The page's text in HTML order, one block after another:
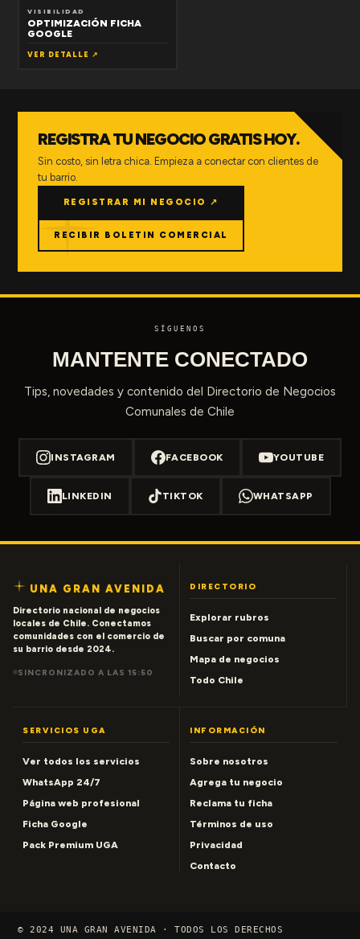
VISIBILIDAD
OPTIMIZACIÓN FICHA
GOOGLE
VER DETALLE ↗
REGISTRA TU NEGOCIO GRATIS HOY.
Sin costo, sin letra chica. Empieza a conectar con clientes de
tu barrio.
REGISTRAR MI NEGOCIO ↗
RECIBIR BOLETIN COMERCIAL
SÍGUENOS
MANTENTE CONECTADO
Tips, novedades y contenido del Directorio de Negocios
Comunales de Chile
INSTAGRAM FACEBOOK YOUTUBE
LINKEDIN TIKTOK WHATSAPP
UNA GRAN AVENIDA
Directorio nacional de negocios
locales de Chile. Conectamos
comunidades con el comercio de
su barrio desde 2024.
SINCRONIZADO A LAS 15:50
DIRECTORIO
Explorar rubros
Buscar por comuna
Mapa de negocios
Todo Chile
SERVICIOS UGA
Ver todos los servicios
WhatsApp 24/7
Página web profesional
Ficha Google
Pack Premium UGA
INFORMACIÓN
Sobre nosotros
Agrega tu negocio
Reclama tu ficha
Términos de uso
Privacidad
Contacto
© 2024 UNA GRAN AVENIDA · TODOS LOS DERECHOS